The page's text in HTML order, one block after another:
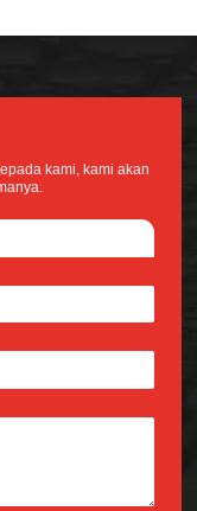
kami, kami akan